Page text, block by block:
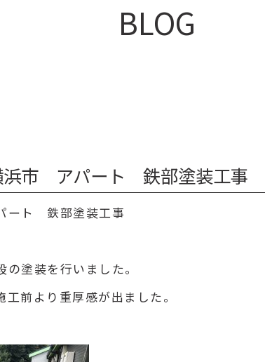
BLOG
浜市 アパート 鉄部塗装工
ート 鉄部塗装工事
塗装を行いました。
前より重厚感が出ました。